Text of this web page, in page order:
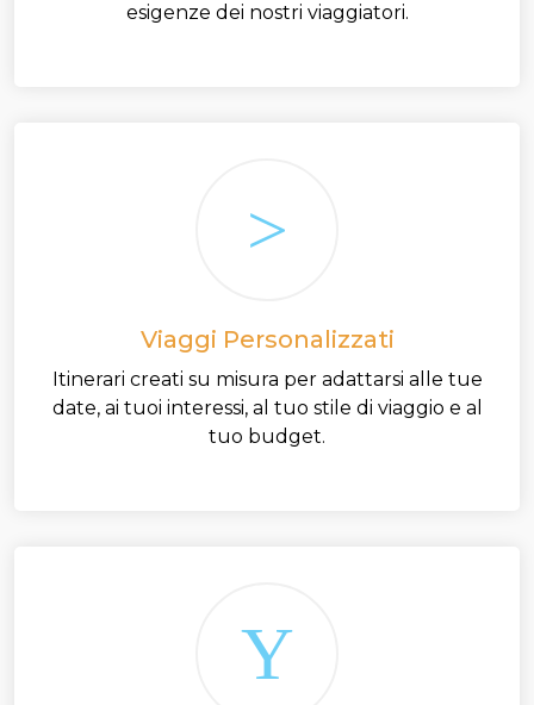
esigenze dei nostri viaggiatori.
Viaggi Personalizzati
Itinerari creati su misura per adattarsi alle tue
date, ai tuoi interessi, al tuo stile di viaggio e al
tuo budget.